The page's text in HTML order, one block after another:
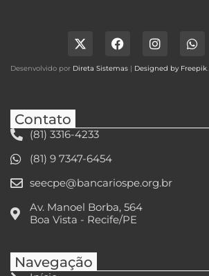
Desenvolvido por Direta Sistemas | Designed by Freepik.
Contato
(81) 3316-4233
(81) 9 7347-6454
seecpe@bancariospe.org.br
Av. Manoel Borba, 564
Boa Vista - Recife/PE
Navegação